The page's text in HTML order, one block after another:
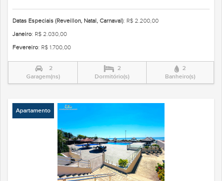
Datas Especiais (Reveillon, Natal, Carnaval): R$ 2.200,00
Janeiro: R$ 2.030,00
Fevereiro: R$ 1.700,00
2
Garagem(ns)
2
Dormitório(s)
2
Banheiro(s)
Apartamento